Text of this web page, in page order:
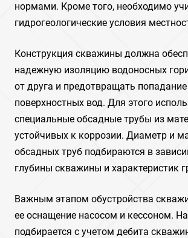
нормами. Кроме того, необходимо
гидрогеологические условия
Конструкция скважины должна
надежную изоляцию водоносных
от друга и предотвращать
поверхностных вод. Для этого
специальные обсадные трубы из
устойчивых к коррозии. Диаметр и
обсадных труб подбираются в
глубины скважины и характеристик
Важным этапом обустройства
ее оснащение насосом и кессоном.
подбирается с учетом дебита